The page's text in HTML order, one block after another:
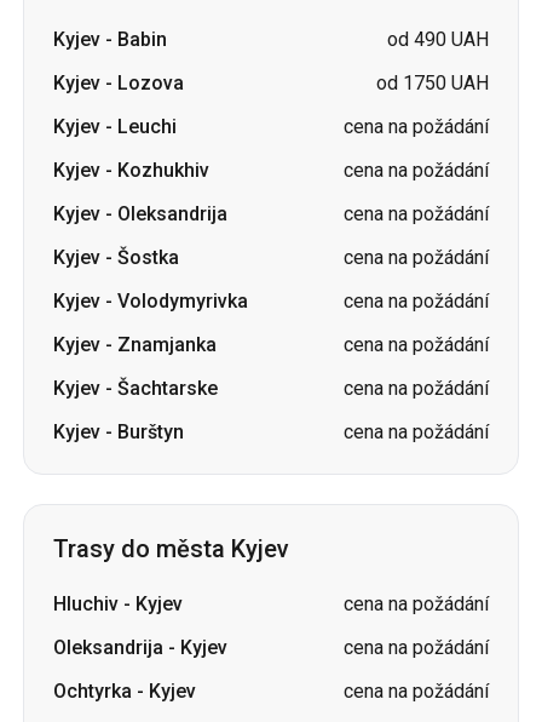
Kyjev - Babin
od 490 UAH
Kyjev - Lozova
od 1750 UAH
Kyjev - Leuchi
cena na požádání
Kyjev - Kozhukhiv
cena na požádání
Kyjev - Oleksandrija
cena na požádání
Kyjev - Šostka
cena na požádání
Kyjev - Volodymyrivka
cena na požádání
Kyjev - Znamjanka
cena na požádání
Kyjev - Šachtarske
cena na požádání
Kyjev - Burštyn cena na požádání
Trasy do města Kyjev
Hluchiv - Kyjev
cena na požádání
Oleksandrija - Kyjev
cena na požádání
Ochtyrka - Kyjev
cena na požádání